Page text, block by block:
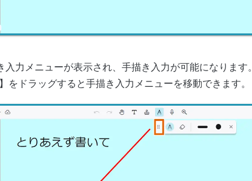
入力メニューが表示され、手描き入力が可能になります。
をドラッグすると手描き入力メニューを移動できます。